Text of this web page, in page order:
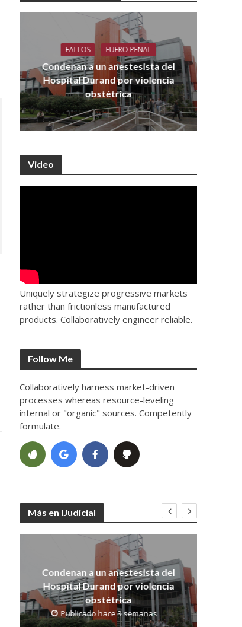
FALLOS FUERO PENAL
Condenan a un anestesista del
Hospital Durand por violencia
obstétrica
Video
Uniquely strategize progressive markets
rather than frictionless manufactured
products. Collaboratively engineer reliable.
Follow Me
Collaboratively harness market-driven
processes whereas resource-leveling
internal or "organic" sources. Competently
formulate.
Más en iJudicial
Condenan a un anestesista del
Hospital Durand por violencia
obstétrica
Publicado hace 3 semanas